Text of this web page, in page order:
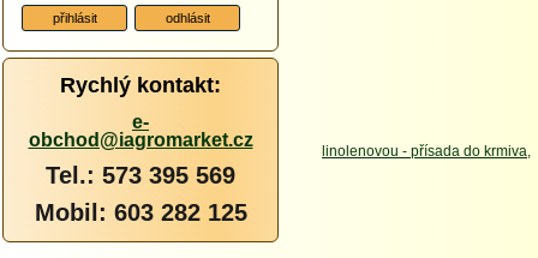
Rychlý kontakt:
e-
obchod@iagromarket.cz
Tel.: 573 395 569
Mobil: 603 282 125